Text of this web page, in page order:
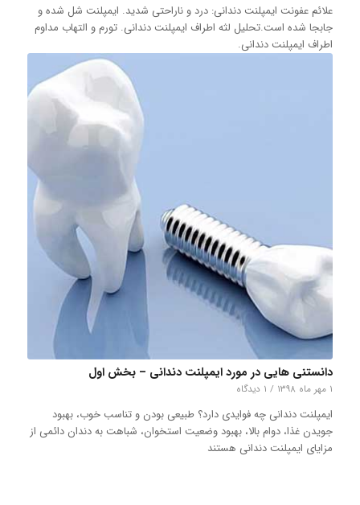
علائم عفونت ایمپلنت دندانی: درد و ناراحتی شدید. ایمپلنت شل شده و
جابجا شده است.تحلیل لثه اطراف ایمپلنت دندانی. تورم و التهاب مداوم
اطراف ایمپلنت دندانی.
دانستنی هایی در مورد ایمپلنت دندانی – بخش اول
۱ مهر ماه ۱۳۹۸ / ۱ دیدگاه
ایمپلنت دندانی چه فوایدی دارد؟ طبیعی بودن و تناسب خوب، بهبود
جویدن غذا، دوام بالا، بهبود وضعیت استخوان، شباهت به دندان دائمی از
مزایای ایمپلنت دندانی هستند